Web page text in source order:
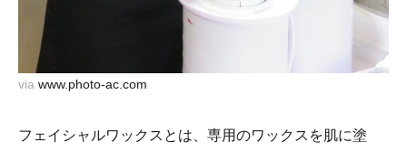
via www.photo-ac.com
フェイシャルワックスとは、専用のワックスを肌に塗